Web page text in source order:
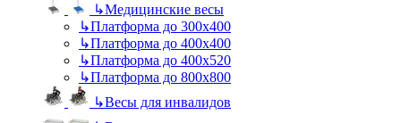
↳Медицинские весы
↳Платформа до 300х400
↳Платформа до 400х400
↳Платформа до 400х520
↳Платформа до 800х800
↳Весы для инвалидов